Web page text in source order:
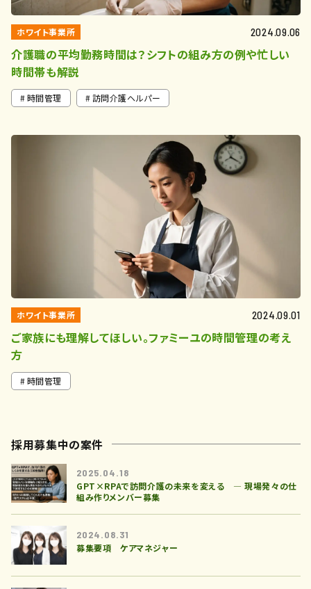
ホワイト事業所 2024.09.06
介護職の平均勤務時間は？シフトの組み方の例や忙しい
時間帯も解説
時間管理 訪問介護ヘルパー
ホワイト事業所 2024.09.01
ご家族にも理解してほしい。ファミーユの時間管理の考え
方
時間管理
採用募集中の案件
2025.04.18
GPT×RPAで訪問介護の未来を変える ― 現場発々の仕
組み作りメンバー募集
2024.08.31
募集要項 ケアマネジャー